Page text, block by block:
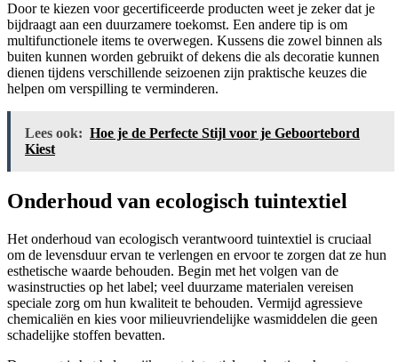
Door te kiezen voor gecertificeerde producten weet je zeker dat je
bijdraagt aan een duurzamere toekomst. Een andere tip is om
multifunctionele items te overwegen. Kussens die zowel binnen als
buiten kunnen worden gebruikt of dekens die als decoratie kunnen
dienen tijdens verschillende seizoenen zijn praktische keuzes die
helpen om verspilling te verminderen.
Lees ook: Hoe je de Perfecte Stijl voor je Geboortebord
Kiest
Onderhoud van ecologisch tuintextiel
Het onderhoud van ecologisch verantwoord tuintextiel is cruciaal
om de levensduur ervan te verlengen en ervoor te zorgen dat ze hun
esthetische waarde behouden. Begin met het volgen van de
wasinstructies op het label; veel duurzame materialen vereisen
speciale zorg om hun kwaliteit te behouden. Vermijd agressieve
chemicaliën en kies voor milieuvriendelijke wasmiddelen die geen
schadelijke stoffen bevatten.